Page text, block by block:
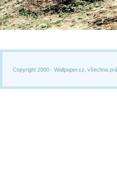
Copyright 2000 - Wallpaper.cz, všechna